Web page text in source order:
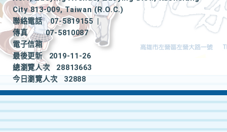
City 813-009, Taiwan (R.O.C.)
聯絡電話
07-5819155
|
傳真
07-5810087
電子信箱
最後更新
2019-11-26
總瀏覽人次
28813663
今日瀏覽人次
32888